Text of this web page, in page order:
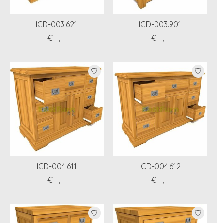
ICD-003.621
€--,--
ICD-003.901
€--,--
ICD-004.611
€--,--
ICD-004.612
€--,--